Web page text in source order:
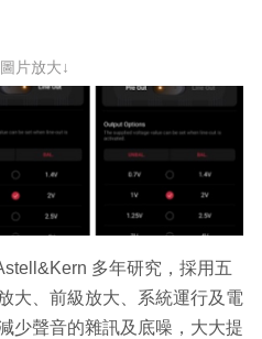
片放大↓
多年研究，採用五
大、前級放大、系統運行及電
少聲音的雜訊及底噪，大大提